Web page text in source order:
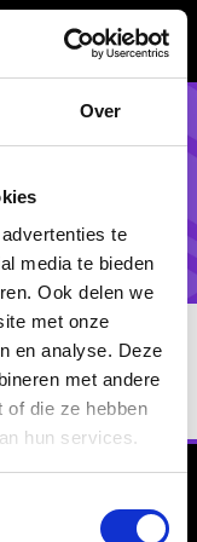
Over
te
media te bieden
Ook delen we
met onze
en analyse. Deze
met andere
of die ze hebben
hun services.
verbinden